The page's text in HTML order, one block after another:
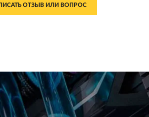
ОТЗЫВ ИЛИ ВОПРОС